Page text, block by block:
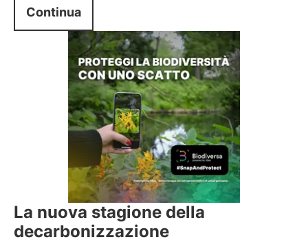
Continua
La nuova stagione della
decarbonizzazione